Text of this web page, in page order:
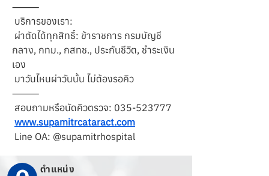
⸻
บริการของเรา:
ผ่าตัดได้ทุกสิทธิ์: ข้าราชการ กรมบัญชี
กลาง, กทม., กสทช., ประกันชีวิต, ชำระเงิน
เอง
มาวันไหนผ่าวันนั้น ไม่ต้องรอคิว
⸻
สอบถามหรือนัดคิวตรวจ: 035-523777
www.supamitrcataract.com
Line OA: @supamitrhospital
ตำแหน่ง